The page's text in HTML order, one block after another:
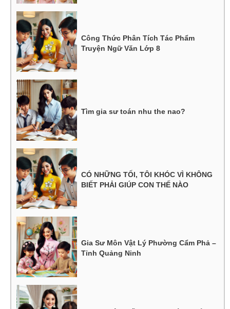
Công Thức Phân Tích Tác Phẩm
Truyện Ngữ Văn Lớp 8
Tìm gia sư toán nhu the nao?
CÓ NHỮNG TỐI, TÔI KHÓC VÌ KHÔNG
BIẾT PHẢI GIÚP CON THẾ NÀO
Gia Sư Môn Vật Lý Phường Cẩm Phả –
Tỉnh Quảng Ninh